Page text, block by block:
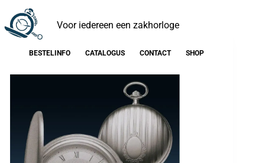
Voor iedereen een zakhorloge
BESTELINFO CATALOGUS CONTACT SHOP